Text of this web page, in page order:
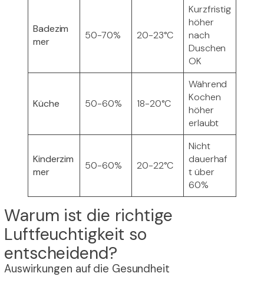
Badezim
mer
50-70% 20-23°C
Kurzfristig
höher
nach
Duschen
OK
Küche 50-60% 18-20°C
Während
Kochen
höher
erlaubt
Kinderzim
mer
50-60% 20-22°C
Nicht
dauerhaf
t über
60%
Warum ist die richtige
Luftfeuchtigkeit so
entscheidend?
Auswirkungen auf die Gesundheit